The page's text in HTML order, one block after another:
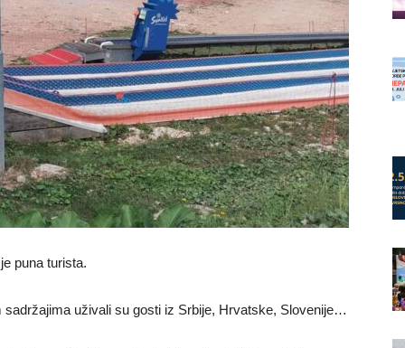
puna turista.
uživali su gosti iz Srbije, Hrvatske, Slovenije…